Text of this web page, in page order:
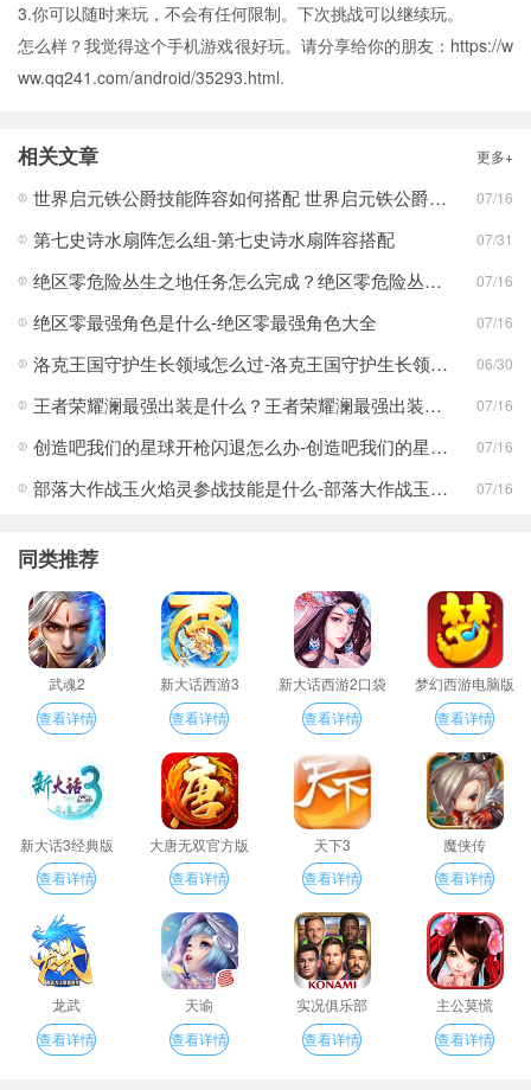
3.你可以随时来玩，不会有任何限制。下次挑战可以继续玩。
怎么样？我觉得这个手机游戏很好玩。请分享给你的朋友：https://w
ww.qq241.com/android/35293.html.
相关文章 更多+
世界启元铁公爵技能阵容如何搭配 世界启元铁公爵技能阵容搭配合集 07/16
第七史诗水扇阵怎么组-第七史诗水扇阵容搭配 07/31
绝区零危险丛生之地任务怎么完成？绝区零危险丛生之地任务完成攻略 07/16
绝区零最强角色是什么-绝区零最强角色大全 07/16
洛克王国守护生长领域怎么过-洛克王国守护生长领域通关攻略 06/30
王者荣耀澜最强出装是什么？王者荣耀澜最强出装分享 07/16
创造吧我们的星球开枪闪退怎么办-创造吧我们的星球开枪闪退合集 07/16
部落大作战玉火焰灵参战技能是什么-部落大作战玉火焰灵参战技能合集 07/16
同类推荐
武魂2
查看详情
新大话西游3
查看详情
新大话西游2口袋
版
查看详情
梦幻西游电脑版
查看详情
新大话3经典版
查看详情
大唐无双官方版
查看详情
天下3
查看详情
魔侠传
查看详情
龙武
查看详情
天谕
查看详情
实况俱乐部
查看详情
主公莫慌
查看详情